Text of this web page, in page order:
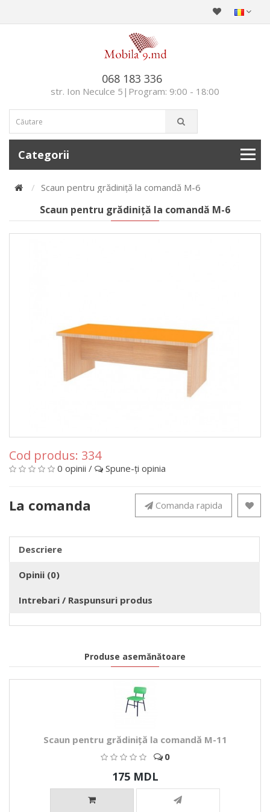
068 183 336
str. Ion Neculce 5|Program: 9:00 - 18:00
Categorii
Scaun pentru grădiniță la comandă M-6
Scaun pentru grădiniță la comandă M-6
Cod produs: 334
0 opinii / Spune-ţi opinia
La comanda Comanda rapida
Descriere
Opinii (0)
Intrebari / Raspunsuri produs
Produse asemănătoare
Scaun pentru grădiniță la comandă M-11
0
175 MDL